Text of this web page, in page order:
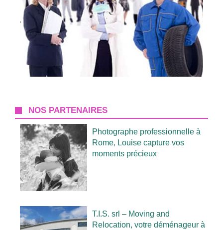
NOS PARTENAIRES
Photographe professionnelle à
Rome, Louise capture vos
moments précieux
T.I.S. srl – Moving and
Relocation, votre déménageur à